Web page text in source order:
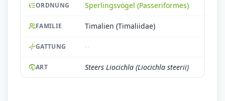
ORDNUNG Sperlingsvögel (Passeriformes)
FAMILIE Timalien (Timaliidae)
GATTUNG --
ART Steers Liocichla (Liocichla steerii)